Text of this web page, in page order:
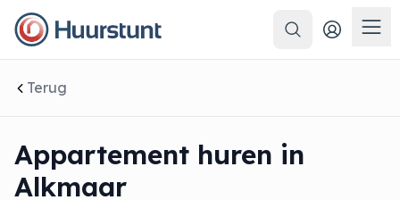
Zoeken
Terug
Appartement huren in
Alkmaar
sluiten